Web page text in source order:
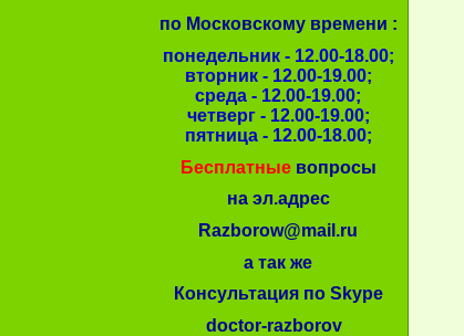
по Московскому времени :
понедельник - 12.00-18.00;
вторник - 12.00-19.00;
среда - 12.00-19.00;
четверг - 12.00-19.00;
пятница - 12.00-18.00;
Бесплатныевопросы
на эл.адрес
Razborow@mail.ru
а так же
Консультация по Skype
doctor-razborov